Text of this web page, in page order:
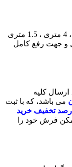
این فرش در ابعاد 12 متری، 9 متری ، 6 متری ، 4 متری ، 1.5 متری
، کناره 3 متری ، کناره 2 متری و جهت رفع کامل
کلیه
می باشد، که با ثبت
5 درصد تخفیف خرید
فرش خود را